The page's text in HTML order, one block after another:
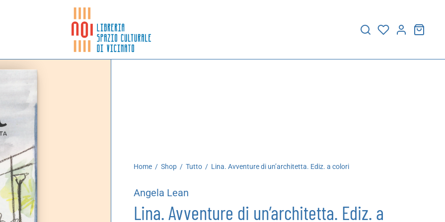
Home / Shop / Tutto / Lina. Avventure di un’architetta. Ediz. a colori
Angela Lean
Lina. Avventure di un’architetta. Ediz. a